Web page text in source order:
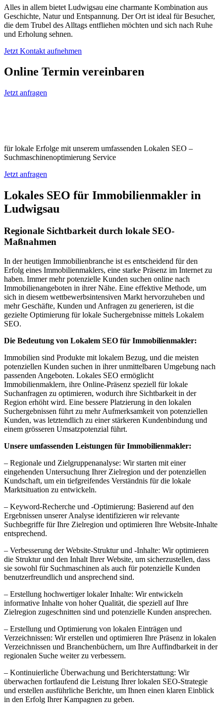
Alles in allem bietet Ludwigsau eine charmante Kombination aus
Geschichte, Natur und Entspannung. Der Ort ist ideal für Besucher,
die dem Trubel des Alltags entfliehen möchten und sich nach Ruhe
und Erholung sehnen.
Jetzt Kontakt aufnehmen
Online Termin vereinbaren
Jetzt anfragen
für lokale Erfolge mit unserem umfassenden Lokalen SEO –
Suchmaschinenoptimierung Service
Jetzt anfragen
Lokales SEO für Immobilienmakler in
Ludwigsau
Regionale Sichtbarkeit durch lokale SEO-
Maßnahmen
In der heutigen Immobilienbranche ist es entscheidend für den
Erfolg eines Immobilienmaklers, eine starke Präsenz im Internet zu
haben. Immer mehr potenzielle Kunden suchen online nach
Immobilienangeboten in ihrer Nähe. Eine effektive Methode, um
sich in diesem wettbewerbsintensiven Markt hervorzuheben und
mehr Geschäfte, Kunden und Anfragen zu generieren, ist die
gezielte Optimierung für lokale Suchergebnisse mittels Lokalem
SEO.
Die Bedeutung von Lokalem SEO für Immobilienmakler:
Immobilien sind Produkte mit lokalem Bezug, und die meisten
potenziellen Kunden suchen in ihrer unmittelbaren Umgebung nach
passenden Angeboten. Lokales SEO ermöglicht
Immobilienmaklern, ihre Online-Präsenz speziell für lokale
Suchanfragen zu optimieren, wodurch ihre Sichtbarkeit in der
Region erhöht wird. Eine bessere Platzierung in den lokalen
Suchergebnissen führt zu mehr Aufmerksamkeit von potenziellen
Kunden, was letztendlich zu einer stärkeren Kundenbindung und
einem grösseren Umsatzpotenzial führt.
Unsere umfassenden Leistungen für Immobilienmakler:
– Regionale und Zielgruppenanalyse: Wir starten mit einer
eingehenden Untersuchung Ihrer Zielregion und der potenziellen
Kundschaft, um ein tiefgreifendes Verständnis für die lokale
Marktsituation zu entwickeln.
– Keyword-Recherche und -Optimierung: Basierend auf den
Ergebnissen unserer Analyse identifizieren wir relevante
Suchbegriffe für Ihre Zielregion und optimieren Ihre Website-Inhalte
entsprechend.
– Verbesserung der Website-Struktur und -Inhalte: Wir optimieren
die Struktur und den Inhalt Ihrer Website, um sicherzustellen, dass
sie sowohl für Suchmaschinen als auch für potenzielle Kunden
benutzerfreundlich und ansprechend sind.
– Erstellung hochwertiger lokaler Inhalte: Wir entwickeln
informative Inhalte von hoher Qualität, die speziell auf Ihre
Zielregion zugeschnitten sind und potenzielle Kunden ansprechen.
– Erstellung und Optimierung von lokalen Einträgen und
Verzeichnissen: Wir erstellen und optimieren Ihre Präsenz in lokalen
Verzeichnissen und Branchenbüchern, um Ihre Auffindbarkeit in der
regionalen Suche weiter zu verbessern.
– Kontinuierliche Überwachung und Berichterstattung: Wir
überwachen fortlaufend die Leistung Ihrer lokalen SEO-Strategie
und erstellen ausführliche Berichte, um Ihnen einen klaren Einblick
in den Erfolg Ihrer Kampagnen zu geben.